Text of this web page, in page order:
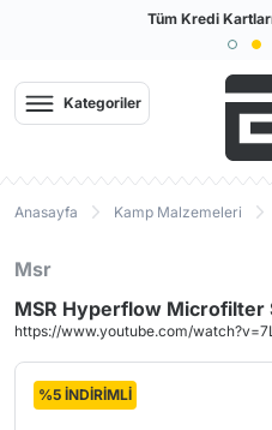
Türkiye'nin En
Tüm Kredi
Kategoriler
Anasayfa Kamp Malzemeleri
Msr
MSR Hyperflow Microfilter
https://www.youtube.com/
%5 İNDİRİMLİ